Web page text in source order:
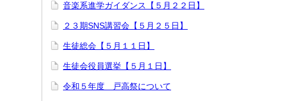
音楽系進学ガイダンス【５月２２日】
２３期SNS講習会【５月２５日】
生徒総会【５月１１日】
生徒会役員選挙【５月１日】
令和５年度 戸高祭について